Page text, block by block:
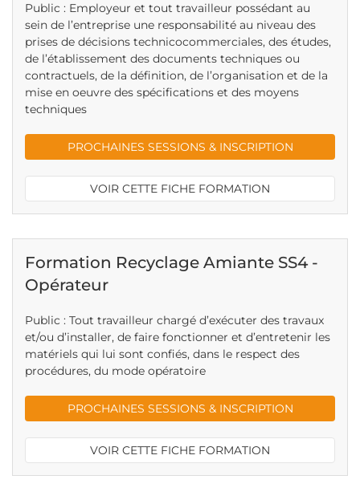
Public : Employeur et tout travailleur possédant au
sein de l’entreprise une responsabilité au niveau des
prises de décisions technicocommerciales, des études,
de l’établissement des documents techniques ou
contractuels, de la définition, de l’organisation et de la
mise en oeuvre des spécifications et des moyens
techniques
PROCHAINES SESSIONS & INSCRIPTION
VOIR CETTE FICHE FORMATION
Formation Recyclage Amiante SS4 -
Opérateur
Public : Tout travailleur chargé d’exécuter des travaux
et/ou d’installer, de faire fonctionner et d’entretenir les
matériels qui lui sont confiés, dans le respect des
procédures, du mode opératoire
PROCHAINES SESSIONS & INSCRIPTION
VOIR CETTE FICHE FORMATION